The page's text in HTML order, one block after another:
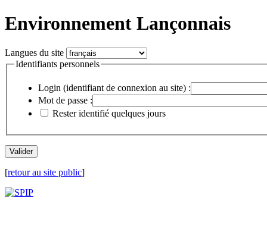
Environnement Lançonnais
Langues du site
Identifiants personnels
Login (identifiant de connexion au site) :
Mot de passe :
Rester identifié quelques jours
[retour au site public]